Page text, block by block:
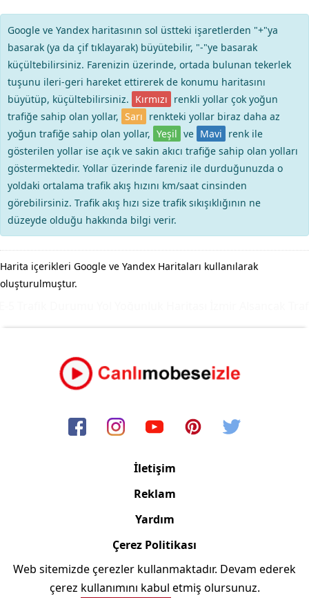
Google ve Yandex haritasının sol üstteki işaretlerden "+"ya
basarak (ya da çif tıklayarak) büyütebilir, "-"ye basarak
küçültebilirsiniz. Farenizin üzerinde, ortada bulunan tekerlek
tuşunu ileri-geri hareket ettirerek de konumu haritasını
büyütüp, küçültebilirsiniz. Kırmızı renkli yollar çok yoğun
trafiğe sahip olan yollar, Sarı renkteki yollar biraz daha az
yoğun trafiğe sahip olan yollar, Yeşil ve Mavi renk ile
gösterilen yollar ise açık ve sakin akıcı trafiğe sahip olan yolları
göstermektedir. Yollar üzerinde fareniz ile durduğunuzda o
yoldaki ortalama trafik akış hızını km/saat cinsinden
görebilirsiniz. Trafik akış hızı size trafik sıkışıklığının ne
düzeyde olduğu hakkında bilgi verir.
Harita içerikleri Google ve Yandex Haritaları kullanılarak
oluşturulmuştur.
İletişim
Reklam
Yardım
Çerez Politikası
Copyright © 2006/2024 Canlimobeseizle.com
Web sitemizde çerezler kullanmaktadır. Devam ederek
çerez kullanımını kabul etmiş olursunuz.